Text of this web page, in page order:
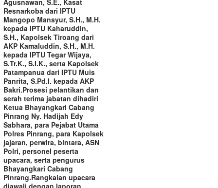
Resnarkoba dari IPTU
Mangopo Mansyur, S.H., M.H.
kepada IPTU Kaharuddin,
S.H., Kapolsek Tiroang dari
AKP Kamaluddin, S.H., M.H.
kepada IPTU Tegar Wijaya,
S.Tr.K., S.I.K., serta Kapolsek
Patampanua dari IPTU Muis
Panrita, S.Pd.I. kepada AKP
Bakri.‎‎Prosesi pelantikan dan
serah terima jabatan dihadiri
Ketua Bhayangkari Cabang
Pinrang Ny. Hadijah Edy
Sabhara, para Pejabat Utama
Polres Pinrang, para Kapolsek
jajaran, perwira, bintara, ASN
Polri, personel peserta
upacara, serta pengurus
Bhayangkari Cabang
Pinrang.‎‎Rangkaian upacara
diawali dengan laporan